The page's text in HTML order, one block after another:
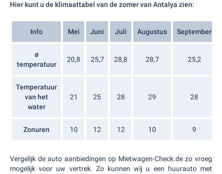
Hier kunt u de klimaattabel van de zomer van Antalya zien:
Info Mei Juni Juli Augustus September
ø
temperatuur
20,8 25,7 28,8 28,7 25,2
Temperatuur
van het
water
21 25 28 29 28
Zonuren 10 12 12 10 9
Vergelijk de auto aanbiedingen op Mietwagen-Check.de zo vroeg
mogelijk voor uw vertrek. Zo kunnen wij u een huurauto met